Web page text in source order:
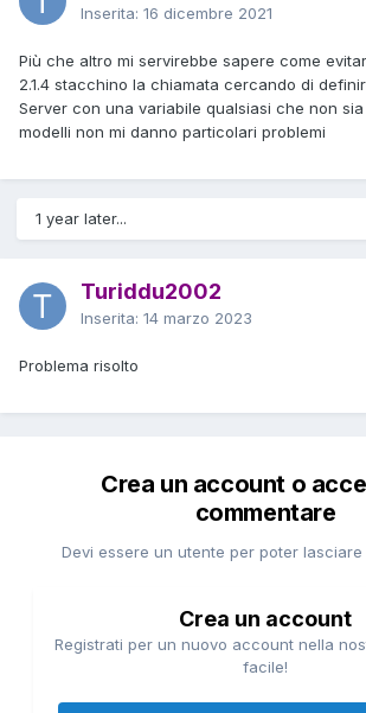
Inserita: 16 dicembre 2021
Più che altro mi servirebbe sapere come
2.1.4 stacchino la chiamata cercando di
Server con una variabile qualsiasi che non sia
modelli non mi danno particolari problemi
1 year later...
Turiddu2002
Inserita: 14 marzo 2023
Problema risolto
Crea un account o
commentare
Devi essere un utente per poter
Crea un account
Registrati per un nuovo account nella
facile!